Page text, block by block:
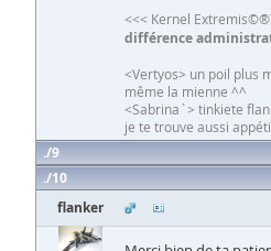
<<< Kernel
différence
<Vertyos> un poil plus
même la mienne ^^
<Sabrina`> tinkiete
je te trouve aussi
9
10
flanker